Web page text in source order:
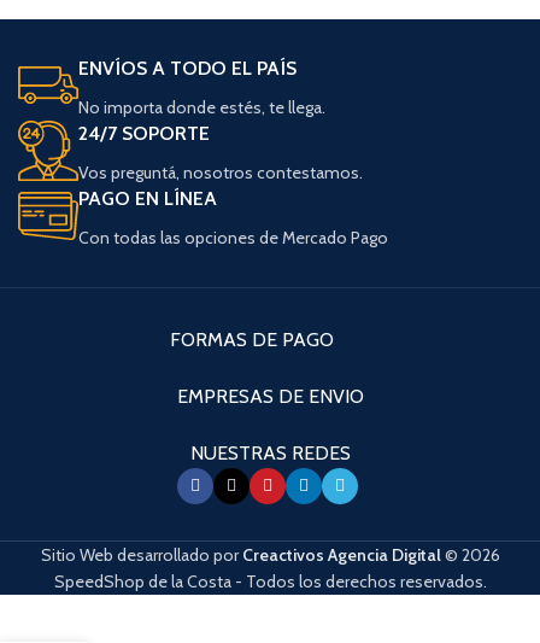
ENVÍOS A TODO EL PAÍS
No importa donde estés, te llega.
24/7 SOPORTE
Vos preguntá, nosotros contestamos.
PAGO EN LÍNEA
Con todas las opciones de Mercado Pago
FORMAS DE PAGO
EMPRESAS DE ENVIO
NUESTRAS REDES
Sitio Web desarrollado porCreactivos Agencia Digital© 2026
SpeedShop de la Costa - Todos los derechos reservados.